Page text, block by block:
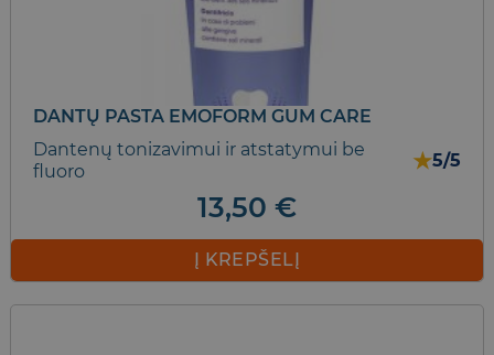
DANTŲ PASTA EMOFORM GUM CARE
Dantenų tonizavimui ir atstatymui be
fluoro
★5/5
13,50 €
Į KREPŠELĮ